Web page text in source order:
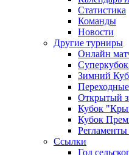
Статистика
Команды
Новости
Другие турниры
Онлайн
Зимний
Открытый
Кубок
Кубок
Ссылки
Год